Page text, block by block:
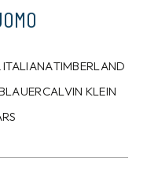
TIMBERLAND
CALVIN KLEIN